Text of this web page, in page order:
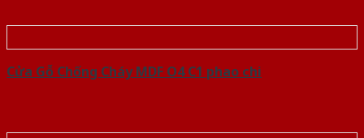
Cửa Gỗ Chống Cháy MDF O4 C1 phao chi